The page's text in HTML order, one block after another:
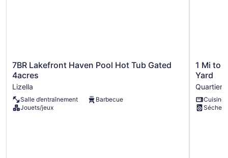
7BR
Lakefront
Haven
Pool
Hot
Tub
7BR Lakefront Haven Pool Hot Tub Gated
4acres
Lizella
Salle d’entraînement
Barbecue
Jouets/jeux
1
Mi
to
Dtwn:
Macon
1 Mi to
Yard
Quartier
Cuisine